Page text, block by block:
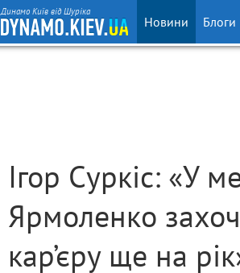
Динамо Київ від Шуріка
Новини Блоги
Ігор Суркіс: «У
Ярмоленко
кар’єру ще на